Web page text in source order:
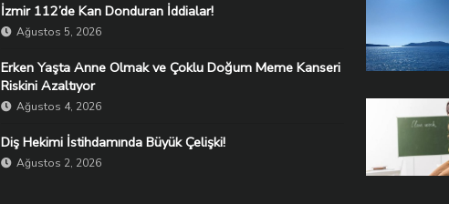
İzmir 112’de Kan Donduran İddialar!
Ağustos 5, 2026
Erken Yaşta Anne Olmak ve Çoklu Doğum Meme Kanseri
Riskini Azaltıyor
Ağustos 4, 2026
Diş Hekimi İstihdamında Büyük Çelişki!
Ağustos 2, 2026